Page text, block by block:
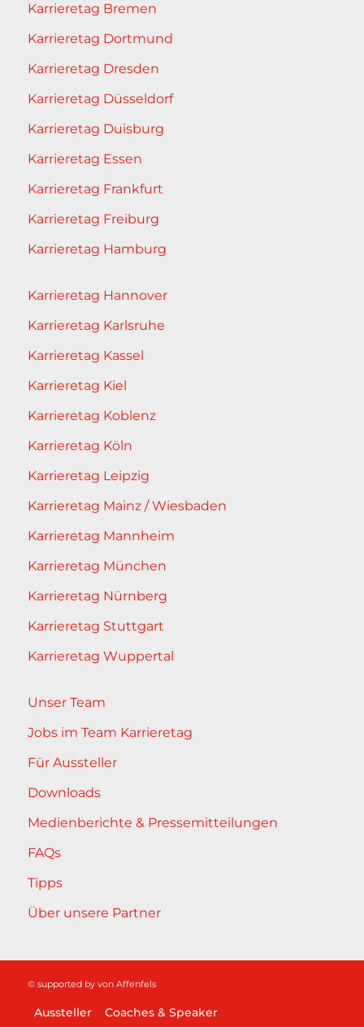
Karrieretag Bremen
Karrieretag Dortmund
Karrieretag Dresden
Karrieretag Düsseldorf
Karrieretag Duisburg
Karrieretag Essen
Karrieretag Frankfurt
Karrieretag Freiburg
Karrieretag Hamburg
Karrieretag Hannover
Karrieretag Karlsruhe
Karrieretag Kassel
Karrieretag Kiel
Karrieretag Koblenz
Karrieretag Köln
Karrieretag Leipzig
Karrieretag Mainz / Wiesbaden
Karrieretag Mannheim
Karrieretag München
Karrieretag Nürnberg
Karrieretag Stuttgart
Karrieretag Wuppertal
Unser Team
Jobs im Team Karrieretag
Für Aussteller
Downloads
Medienberichte & Pressemitteilungen
FAQs
Tipps
Über unsere Partner
© supported by von Affenfels
Aussteller
Coaches & Speaker